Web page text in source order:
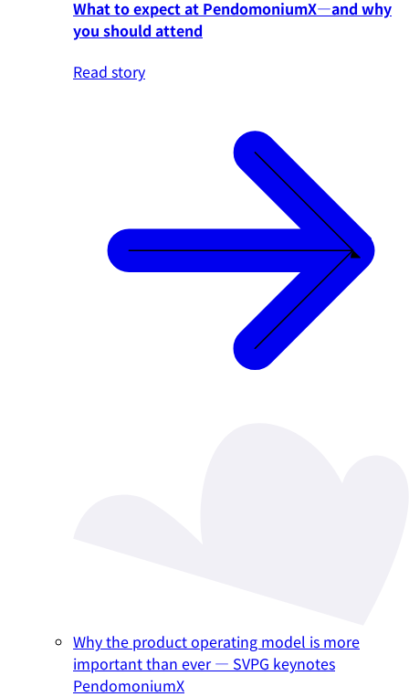
What to expect at PendomoniumX—and why
you should attend
Read story
Why the product operating model is more
important than ever — SVPG keynotes
PendomoniumX